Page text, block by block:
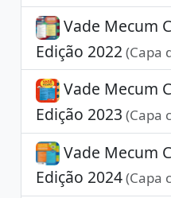
Vade Mecum
Edição 2022 (Capa
Vade Mecum
Edição 2023 (Capa
Vade Mecum
Edição 2024(Capa